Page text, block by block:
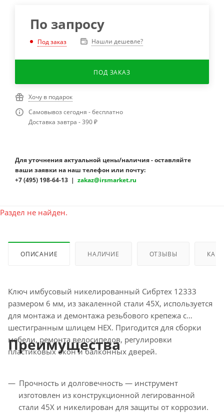
По запросу
Под заказ Нашли дешевле?
ПОД ЗАКАЗ
Хочу в подарок
Самовывоз сегодня - бесплатно
Доставка завтра - 390 ₽
Для уточнения актуальной цены/наличия - оставляйте
ваши заявки на наш телефон или почту:
+7 (495) 198-64-13 | zakaz@irsmarket.ru
Раздел не найден.
ОПИСАНИЕ НАЛИЧИЕ ОТЗЫВЫ КАК
Ключ имбусовый никелированный Сибртех 12333
размером 6 мм, из закаленной стали 45Х, используется
для монтажа и демонтажа резьбового крепежа с
шестигранным шлицем HEX. Пригодится для сборки
мебели, ремонта велосипедов, регулировки
пластиковых окон и балконных дверей.
Преимущества
Прочность и долговечность — инструмент
изготовлен из конструкционной легированной
стали 45Х и никелирован для защиты от коррозии.